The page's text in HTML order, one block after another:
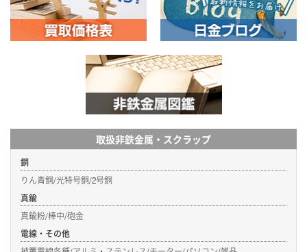
取扱非鉄金属・スクラップ
銅
りん青銅/光特号銅/2号銅
真鍮
真鍮粉/棒中/砲金
電線・その他